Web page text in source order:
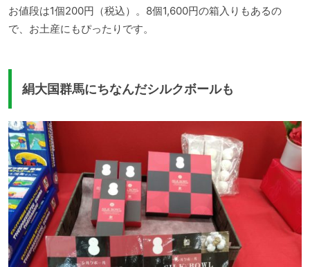
お値段は1個200円（税込）。8個1,600円の箱入りもあるの
で、お土産にもぴったりです。
絹大国群馬にちなんだシルクボールも